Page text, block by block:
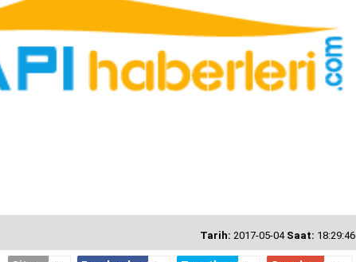
Tarih: 2017-05-04 Saat: 18:29:46